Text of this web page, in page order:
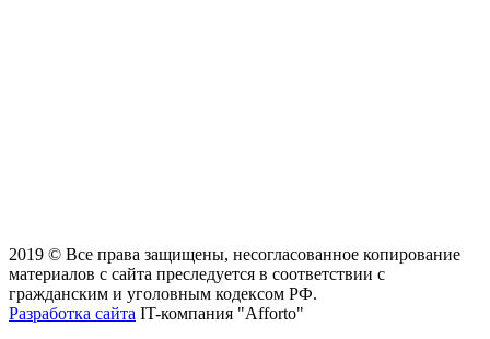
2019 © Все права защищены, несогласованное копирование
материалов с сайта преследуется в соответствии с
гражданским и уголовным кодексом РФ.
Разработка сайта IT-компания "Afforto"